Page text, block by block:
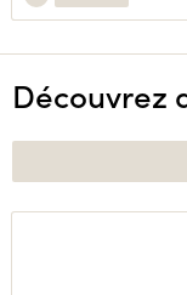
Découvrez